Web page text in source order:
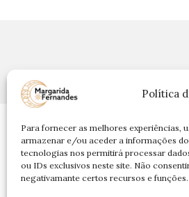
Política
Para fornecer as melhores experiências,
armazenar e/ou aceder a informações
tecnologias nos permitirá processar
ou IDs exclusivos neste site. Não
negativamante certos recursos e funções.